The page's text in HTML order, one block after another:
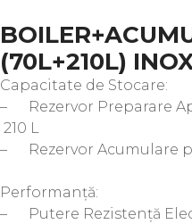
(70L+210L)
Capacitate de Stocare:
– Rezervor Preparare
210 L
– Rezervor Acumulare
Performanță:
– Putere Rezistență